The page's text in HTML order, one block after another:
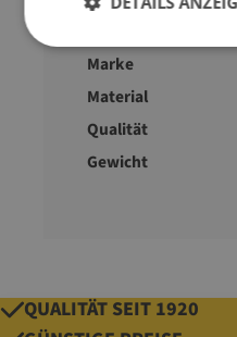
Marke
Material
Qualität
Gewicht
QUALITÄT SEIT 1920